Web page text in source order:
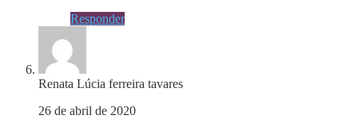
Responder
Renata Lúcia ferreira tavares
26 de abril de 2020